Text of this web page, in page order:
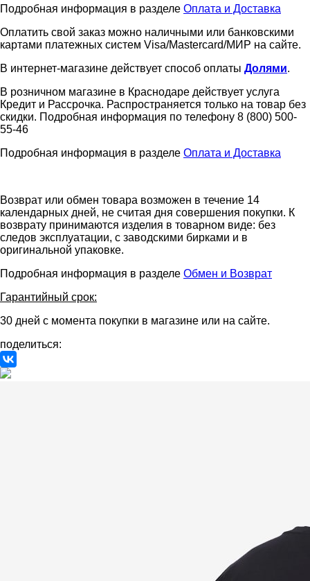
Подробная информация в разделе Оплата и Доставка
Оплатить свой заказ можно наличными или банковскими
картами платежных систем Visa/Mastercard/МИР на сайте.
В интернет-магазине действует способ оплаты Долями.
В розничном магазине в Краснодаре действует услуга
Кредит и Рассрочка. Распространяется только на товар без
скидки. Подробная информация по телефону 8 (800) 500-
55-46
Подробная информация в разделе Оплата и Доставка
Возврат или обмен товара возможен в течение 14
календарных дней, не считая дня совершения покупки. К
возврату принимаются изделия в товарном виде: без
следов эксплуатации, с заводскими бирками и в
оригинальной упаковке.
Подробная информация в разделе Обмен и Возврат
Гарантийный срок:
30 дней с момента покупки в магазине или на сайте.
поделиться: